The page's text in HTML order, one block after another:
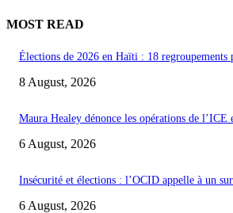
MOST READ
Élections de 2026 en Haïti : 18 regroupements
8 August, 2026
Maura Healey dénonce les opérations de l’ICE
6 August, 2026
Insécurité et élections : l’OCID appelle à un
6 August, 2026